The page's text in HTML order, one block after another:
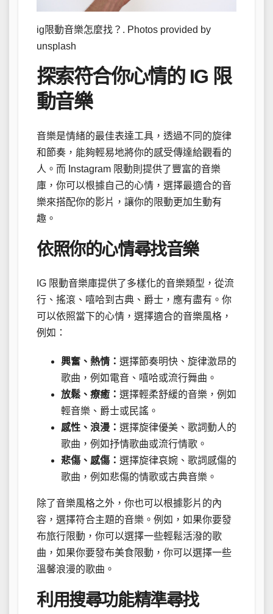
ig限動音樂怎麼找？. Photos provided by
unsplash
探索符合你心情的 IG 限
動音樂
音樂是情緒的最佳表達工具，透過不同的旋律
和節奏，能夠輕易地將你的感受傳達給觀看的
人。而 Instagram 限動則提供了豐富的音樂
庫，你可以根據自己的心情，選擇最適合的音
樂來搭配你的影片，讓你的限動更加生動有
趣。
依照你的心情尋找音樂
IG 限動音樂庫提供了多樣化的音樂類型，從流
行、搖滾、嘻哈到古典、爵士，應有盡有。你
可以依照當下的心情，選擇適合的音樂風格，
例如：
興奮、熱情： 選擇節奏明快、旋律激昂的
歌曲，例如電音、嘻哈或流行舞曲。
放鬆、療癒： 選擇輕柔舒緩的音樂，例如
輕音樂、爵士或民謠。
感性、浪漫： 選擇旋律優美、歌詞動人的
歌曲，例如抒情歌曲或流行情歌。
悲傷、感傷： 選擇旋律哀婉、歌詞感傷的
歌曲，例如悲傷的情歌或古典音樂。
除了音樂風格之外，你也可以根據影片的內
容，選擇符合主題的音樂。例如，如果你要發
布旅行限動，你可以選擇一些輕鬆活潑的歌
曲，如果你要發布美食限動，你可以選擇一些
溫馨浪漫的歌曲。
利用搜尋功能精準尋找